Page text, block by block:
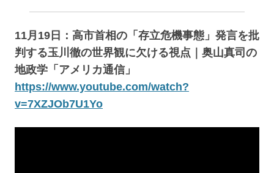
11月19日：高市首相の「存立危機事態」発言を批
判する玉川徹の世界観に欠ける視点｜奥山真司の
地政学「アメリカ通信」
https://www.youtube.com/watch?
v=7XZJOb7U1Yo